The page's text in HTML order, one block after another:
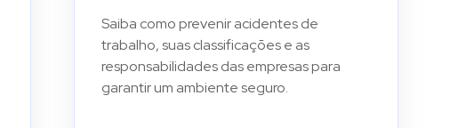
Saiba como prevenir acidentes de
trabalho, suas classificações e as
responsabilidades das empresas para
garantir um ambiente seguro.